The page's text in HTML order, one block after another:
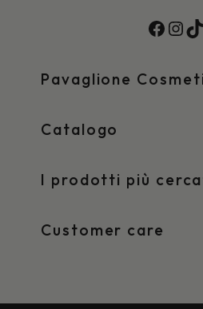
Pavaglione
Catalogo
I prodotti più
Customer care